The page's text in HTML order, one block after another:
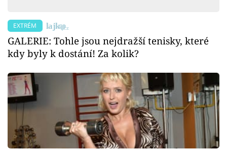
EXTRÉM
GALERIE: Tohle jsou nejdražší tenisky, které
kdy byly k dostání! Za kolik?